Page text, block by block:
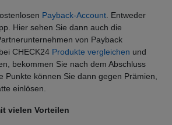
Payback-Account . Entweder
Hier sehen Sie dann auch die
von Payback
CHECK24 Produkte vergleichen und
bekommen Sie nach dem Abschluss
Punkte können Sie dann gegen Prämien,
einlösen.
vielen Vorteilen